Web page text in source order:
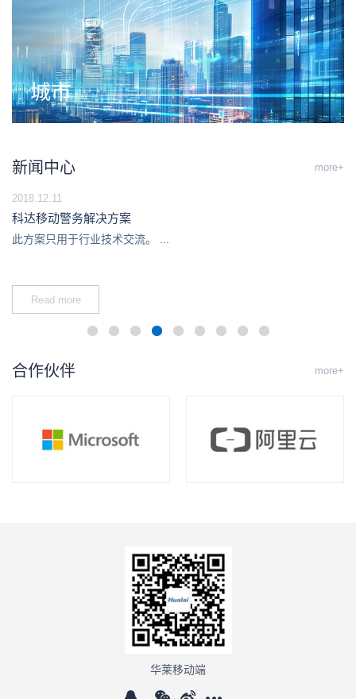
城市
新闻中心 more+
2018.12.11
科达移动警务解决方案
此方案只用于行业技术交流。 ...
Read more
合作伙伴 more+
华莱移动端